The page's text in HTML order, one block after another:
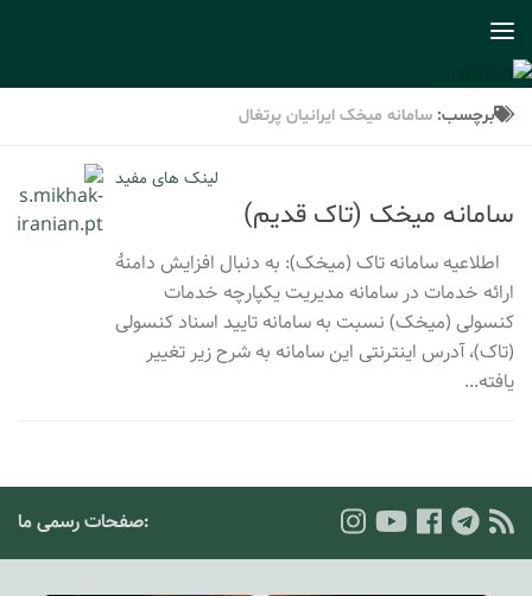
برچسب:سامانه میخک ایرانیان پرتغال
لینک های مفید
سامانه میخک (تاک قدیم)
اطلاعیه سامانه تاک (میخک): به دنبال افزایش دامنۀ
ارائه خدمات در سامانه مدیریت یکپارچه خدمات
کنسولی (میخک) نسبت به سامانه تایید اسناد کنسولی
(تاک)، آدرس اینترنتی این سامانه به شرح زیر تغییر
یافته...
:صفحات رسمی ما